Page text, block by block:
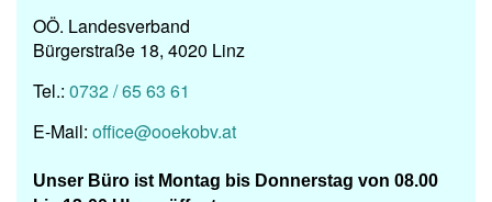
OÖ. Landesverband
Bürgerstraße 18, 4020 Linz
Tel.: 0732 / 65 63 61
E-Mail: office@ooekobv.at
Unser Büro ist Montag bis Donnerstag von 08.00